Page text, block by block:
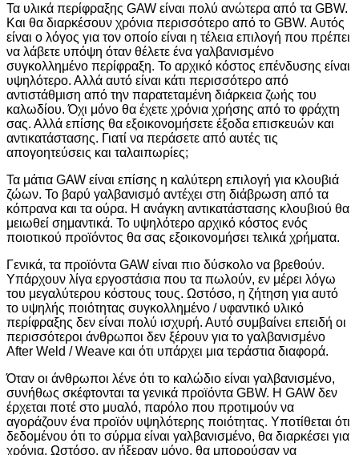
Τα υλικά περίφραξης GAW είναι πολύ ανώτερα από τα GBW.
Και θα διαρκέσουν χρόνια περισσότερο από το GBW. Αυτός
είναι ο λόγος για τον οποίο είναι η τέλεια επιλογή που πρέπει
να λάβετε υπόψη όταν θέλετε ένα γαλβανισμένο
συγκολλημένο περίφραξη. Το αρχικό κόστος επένδυσης είναι
υψηλότερο. Αλλά αυτό είναι κάτι περισσότερο από
αντιστάθμιση από την παρατεταμένη διάρκεια ζωής του
καλωδίου. Όχι μόνο θα έχετε χρόνια χρήσης από το φράχτη
σας. Αλλά επίσης θα εξοικονομήσετε έξοδα επισκευών και
αντικατάστασης. Γιατί να περάσετε από αυτές τις
απογοητεύσεις και ταλαιπωρίες;
Τα μάτια GAW είναι επίσης η καλύτερη επιλογή για κλουβιά
ζώων. Το βαρύ γαλβανισμό αντέχει στη διάβρωση από τα
κόπρανα και τα ούρα. Η ανάγκη αντικατάστασης κλουβιού θα
μειωθεί σημαντικά. Το υψηλότερο αρχικό κόστος ενός
ποιοτικού προϊόντος θα σας εξοικονομήσει τελικά χρήματα.
Γενικά, τα προϊόντα GAW είναι πιο δύσκολο να βρεθούν.
Υπάρχουν λίγα εργοστάσια που τα πωλούν, εν μέρει λόγω
του μεγαλύτερου κόστους τους. Ωστόσο, η ζήτηση για αυτό
το υψηλής ποιότητας συγκολλημένο / υφαντικό υλικό
περίφραξης δεν είναι πολύ ισχυρή. Αυτό συμβαίνει επειδή οι
περισσότεροι άνθρωποι δεν ξέρουν για το γαλβανισμένο
After Weld / Weave και ότι υπάρχει μια τεράστια διαφορά.
Όταν οι άνθρωποι λένε ότι το καλώδιο είναι γαλβανισμένο,
συνήθως σκέφτονται τα γενικά προϊόντα GBW. Η GAW δεν
έρχεται ποτέ στο μυαλό, παρόλο που προτιμούν να
αγοράζουν ένα προϊόν υψηλότερης ποιότητας. Υποτίθεται ότι
δεδομένου ότι το σύρμα είναι γαλβανισμένο, θα διαρκέσει για
χρόνια. Ωστόσο, αν ήξεραν μόνο, θα μπορούσαν να